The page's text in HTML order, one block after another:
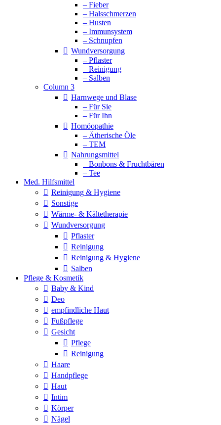
– Fieber
– Halsschmerzen
– Husten
– Immunsystem
– Schnupfen
Wundversorgung
– Pflaster
– Reinigung
– Salben
Column 3
Harnwege und Blase
– Für Sie
– Für Ihn
Homöopathie
– Ätherische Öle
– TEM
Nahrungsmittel
– Bonbons & Fruchtbären
– Tee
Med. Hilfsmittel
Reinigung & Hygiene
Sonstige
Wärme- & Kältetherapie
Wundversorgung
Pflaster
Reinigung
Reinigung & Hygiene
Salben
Pflege & Kosmetik
Baby & Kind
Deo
empfindliche Haut
Fußpflege
Gesicht
Pflege
Reinigung
Haare
Handpflege
Haut
Intim
Körper
Nägel